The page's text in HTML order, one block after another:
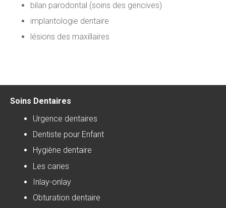
bilan parodontal (soins des gencives)
implantologie dentaire
lésions des maxillaires
Soins Dentaires
Urgence dentaires
Dentiste pour Enfant
Hygiène dentaire
Les caries
Inlay-onlay
Obturation dentaire